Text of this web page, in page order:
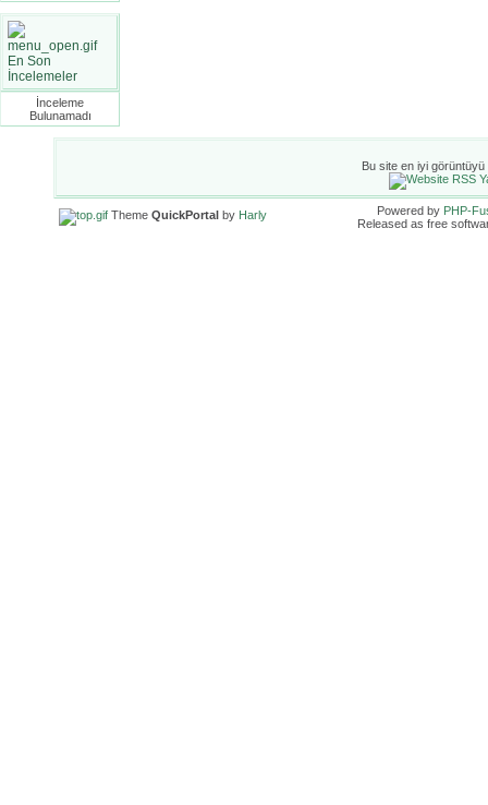
En Son
İncelemeler
İnceleme
Bulunamadı
Bu site en iyi görüntüyü
Theme QuickPortal by Harly Powered by PHP-
Released as free